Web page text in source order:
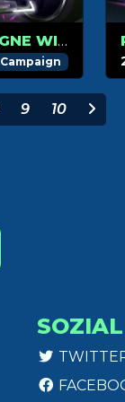
DIE FRÜHLING 2024-KAMPAGNE WIRD AM 02. APRIL VERFGÜBAR SEIN!
Campaign
9 10
SOZIAL